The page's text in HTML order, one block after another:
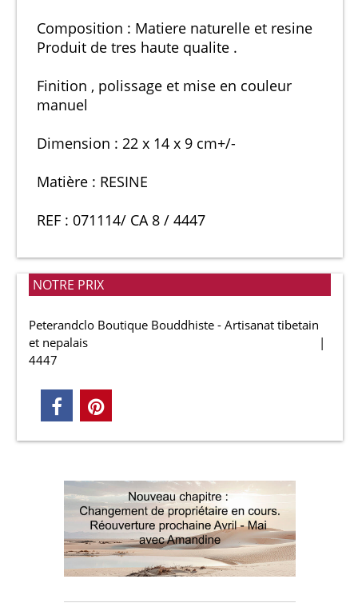
Composition : Matiere naturelle et resine
Produit de tres haute qualite .
Finition , polissage et mise en couleur
manuel
Dimension : 22 x 14 x 9 cm+/-
Matière : RESINE
REF : 071114/ CA 8 / 4447
NOTRE PRIX
Peterandclo Boutique Bouddhiste - Artisanat tibetain
et nepalais
4447